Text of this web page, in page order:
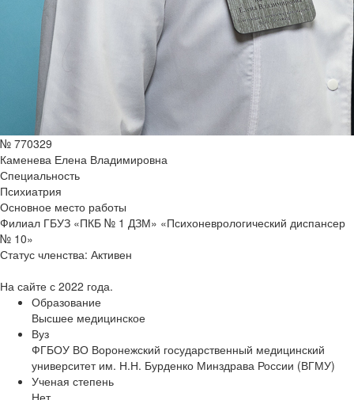
№ 770329
Каменева Елена Владимировна
Специальность
Психиатрия
Основное место работы
Филиал ГБУЗ «ПКБ № 1 ДЗМ» «Психоневрологический диспансер
№ 10»
Статус членства: Активен
На сайте с 2022 года.
Образование
Высшее медицинское
Вуз
ФГБОУ ВО Воронежский государственный медицинский
университет им. Н.Н. Бурденко Минздрава России (ВГМУ)
Ученая степень